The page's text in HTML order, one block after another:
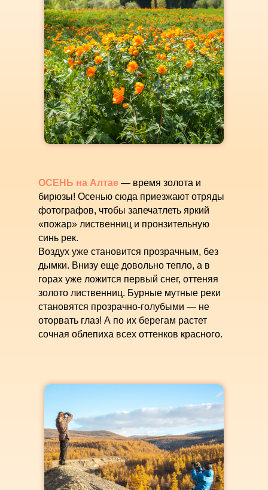
ОСЕНЬ на Алтае — время золота и
бирюзы! Осенью сюда приезжают отряды
фотографов, чтобы запечатлеть яркий
«пожар» лиственниц и пронзительную
синь рек.
Воздух уже становится прозрачным, без
дымки. Внизу еще довольно тепло, а в
горах уже ложится первый снег, оттеняя
золото лиственниц. Бурные мутные реки
становятся прозрачно-голубыми — не
оторвать глаз! А по их берегам растет
сочная облепиха всех оттенков красного.